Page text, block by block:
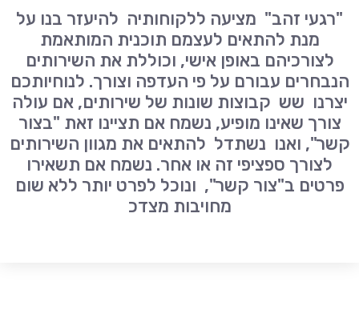
"רגעי זהב" מציעה ללקוחותיה להיעזר בנו על
מנת להתאים לעצמם תוכנית המותאמת
לצורכיהם באופן אישי, וכוללת את השירותים
הנבחרים עבורם על פי העדפה וצורך. לנוחיותכם
יצרנו שש קבוצות שונות של שירותים, אם עולה
צורך שאינו מופיע, נשמח אם תציינו זאת "בצור
קשר", ואנו נשתדל להתאים את מגוון השירותים
לצורך ספציפי זה או אחר. נשמח אם תשאירו
פרטים ב"צור קשר", ונוכל לפרט יותר ללא שום
מחויבות מצדכ